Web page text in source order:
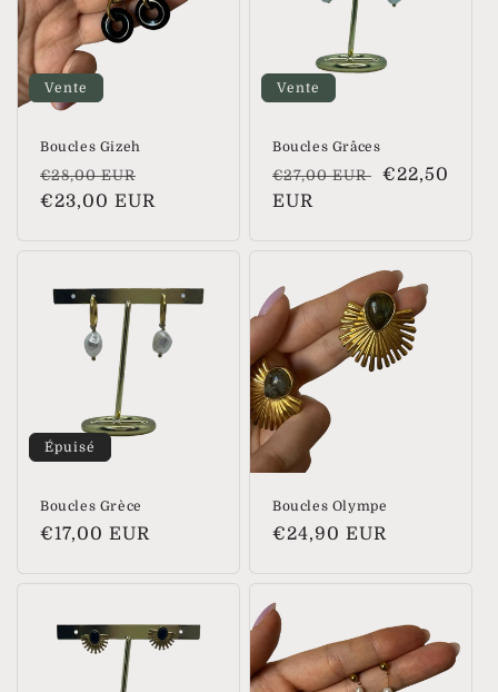
Vente
Boucles Gizeh
Prix
habituel
€28,00 EUR
soldé
€23,00 EUR
Vente
Boucles Grâces
Prix
habituel
€27,00 EUR
Prix
€22,50
EUR
Épuisé
Boucles Grèce
Prix
€17,00 EUR
Boucles Olympe
Prix
€24,90 EUR